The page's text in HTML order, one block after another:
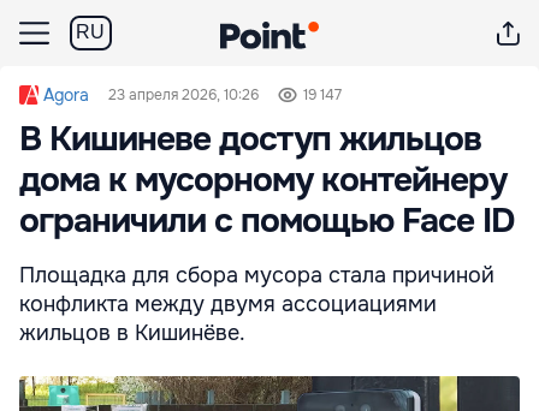
RU
Agora 23 апреля 2026, 10:26 19 147
В Кишиневе доступ жильцов
дома к мусорному контейнеру
ограничили с помощью Face ID
Площадка для сбора мусора стала причиной
конфликта между двумя ассоциациями
жильцов в Кишинёве.